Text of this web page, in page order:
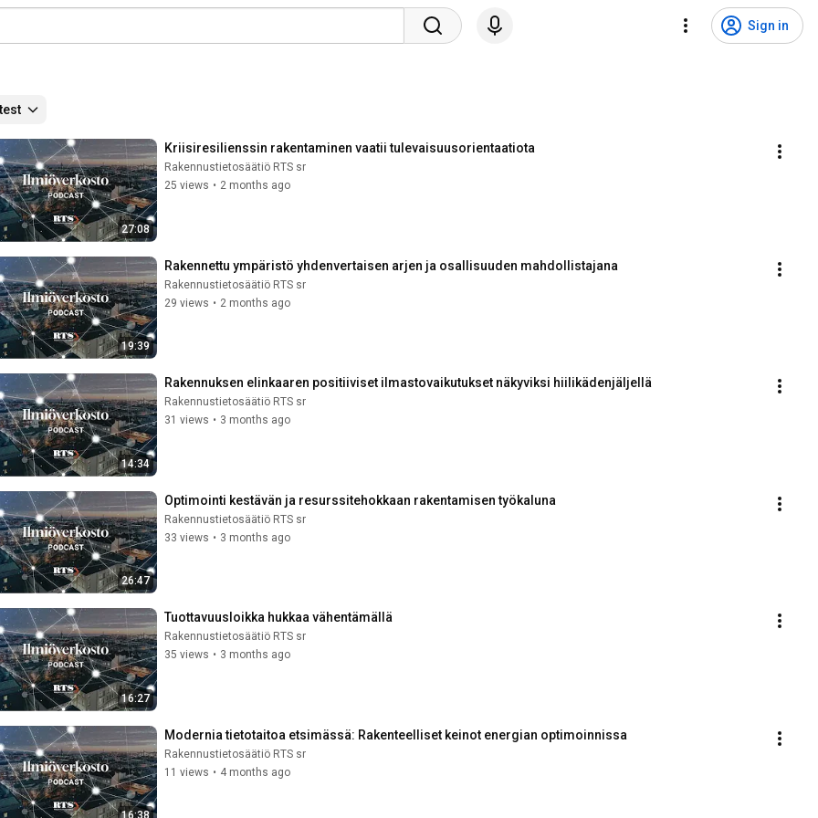
Sign in
27:08
Kriisiresilienssin rakentaminen vaatii tulevaisuusorientaatiota
Rakennustietosäätiö RTS sr
25 views • 2 months ago
19:39
Rakennettu ympäristö yhdenvertaisen arjen ja osallisuuden mahdollistajana
Rakennustietosäätiö RTS sr
29 views • 2 months ago
14:34
Rakennuksen elinkaaren positiiviset ilmastovaikutukset näkyviksi hiilikädenjäljellä
Rakennustietosäätiö RTS sr
31 views • 3 months ago
26:47
Optimointi kestävän ja resurssitehokkaan rakentamisen työkaluna
Rakennustietosäätiö RTS sr
33 views • 3 months ago
16:27
Tuottavuusloikka hukkaa vähentämällä
Rakennustietosäätiö RTS sr
35 views • 3 months ago
16:38
Modernia tietotaitoa etsimässä: Rakenteelliset keinot energian optimoinnissa
Rakennustietosäätiö RTS sr
11 views • 4 months ago